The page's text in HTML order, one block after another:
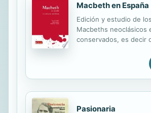
Macbeth en España
Edición y estudio de
Macbeths neoclásicos
conservados, es decir
1814 a partir de la
de Shakespeare que
Ducis escribió para la
francesa. La de
publica aquí por vez
Pasionaria